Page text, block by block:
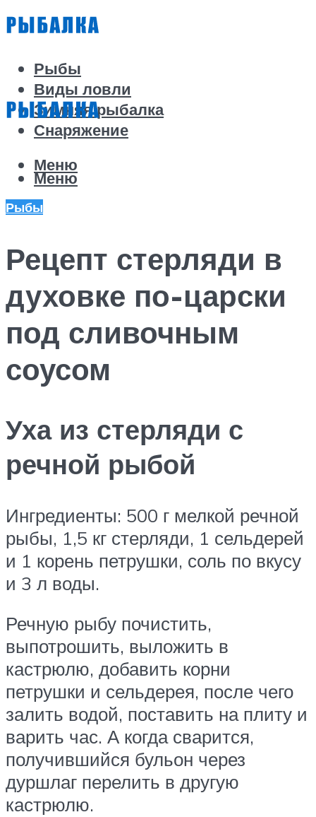
Рыбы
Виды ловли
Зимняя рыбалка
Снаряжение
Меню
Меню
Рыбы
Рецепт стерляди в
духовке по-царски
под сливочным
соусом
Уха из стерляди с
речной рыбой
Ингредиенты: 500 г мелкой речной
рыбы, 1,5 кг стерляди, 1 сельдерей
и 1 корень петрушки, соль по вкусу
и 3 л воды.
Речную рыбу почистить,
выпотрошить, выложить в
кастрюлю, добавить корни
петрушки и сельдерея, после чего
залить водой, поставить на плиту и
варить час. А когда сварится,
получившийся бульон через
дуршлаг перелить в другую
кастрюлю.